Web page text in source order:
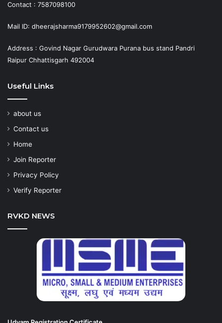
Contact : 7587098100
Mail ID: dheerajsharma9179952602@gmail.com
Address : Govind Nagar Gurudwara Purana bus stand Pandri
Raipur Chhattisgarh 492004
Useful Links
about us
Contact us
Home
Join Reporter
Privacy Policy
Verify Reporter
RVKD NEWS